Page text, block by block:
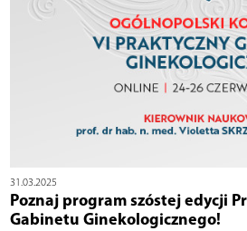
31.03.2025
Poznaj program szóstej edycji
Gabinetu Ginekologicznego!